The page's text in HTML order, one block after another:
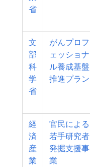
省
文
部
科
学
省
がんプロフ
ェッショナ
ル養成基盤
推進プラン
経
済
産
業
官民による
若手研究者
発掘支援事
業